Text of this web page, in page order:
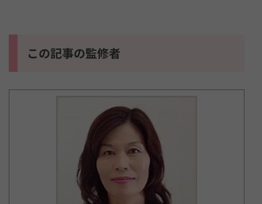
この記事の監修者